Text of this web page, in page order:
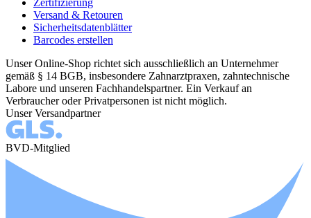
Zertifizierung
Versand & Retouren
Sicherheitsdatenblätter
Barcodes erstellen
Unser Online-Shop richtet sich ausschließlich an Unternehmer
gemäß § 14 BGB, insbesondere Zahnarztpraxen, zahntechnische
Labore und unseren Fachhandelspartner. Ein Verkauf an
Verbraucher oder Privatpersonen ist nicht möglich.
Unser Versandpartner
BVD-Mitglied